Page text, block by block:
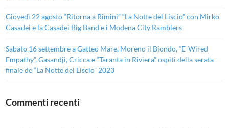
Giovedì 22 agosto “Ritorna a Rimini” “La Notte del Liscio” con Mirko
Casadei e la Casadei Big Band e i Modena City Ramblers
Sabato 16 settembre a Gatteo Mare, Moreno il Biondo, “E-Wired
Empathy”, Gasandji, Cricca e “Taranta in Riviera” ospiti della serata
finale de “La Notte del Liscio” 2023
Commenti recenti